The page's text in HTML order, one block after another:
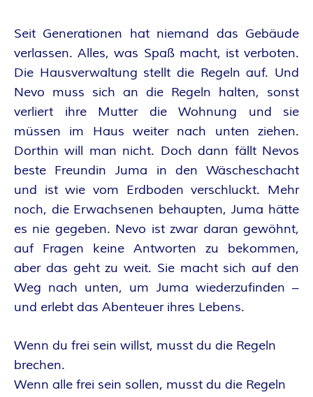
U
T
O
R
:
I
N
N
E
N
K
Seit Generationen hat niemand das Gebäude
verlassen. Alles, was Spaß macht, ist verboten.
Die Hausverwaltung stellt die Regeln auf. Und
Nevo muss sich an die Regeln halten, sonst
verliert ihre Mutter die Wohnung und sie
müssen im Haus weiter nach unten ziehen.
Dorthin will man nicht. Doch dann fällt Nevos
beste Freundin Juma in den Wäscheschacht
und ist wie vom Erdboden verschluckt. Mehr
noch, die Erwachsenen behaupten, Juma hätte
es nie gegeben. Nevo ist zwar daran gewöhnt,
auf Fragen keine Antworten zu bekommen,
aber das geht zu weit. Sie macht sich auf den
Weg nach unten, um Juma wiederzufinden –
und erlebt das Abenteuer ihres Lebens.
Wenn du frei sein willst, musst du die Regeln
brechen.
Wenn alle frei sein sollen, musst du die Regeln